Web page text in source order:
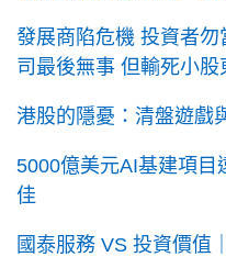
發展商陷危機 投資者
司最後無事 但輸死小股
港股的隱憂：清盤遊戲
5000億美元AI基建項目
佳
國泰服務 VS 投資價值